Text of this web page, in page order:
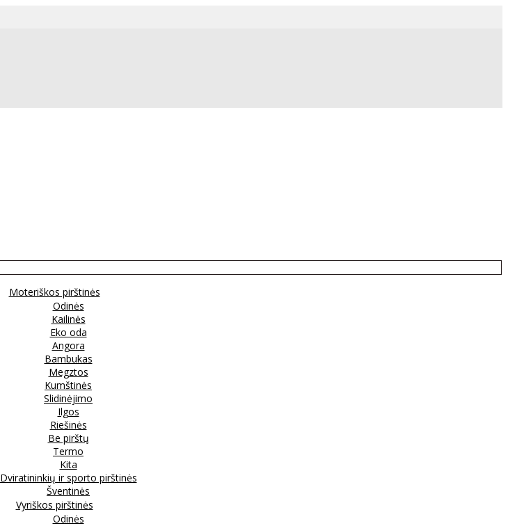
Moteriškos pirštinės
Odinės
Kailinės
Eko oda
Angora
Bambukas
Megztos
Kumštinės
Slidinėjimo
Ilgos
Riešinės
Be pirštų
Termo
Kita
Dviratininkių ir sporto pirštinės
Šventinės
Vyriškos pirštinės
Odinės